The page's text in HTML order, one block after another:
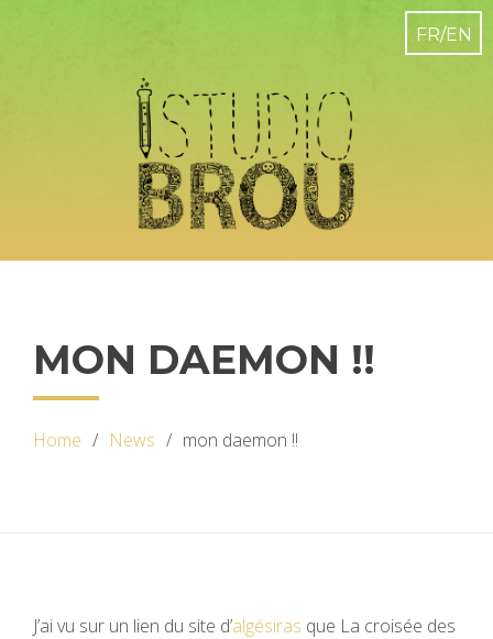
MON DAEMON !!
Home News mon daemon !!
J’ai vu sur un lien du site d’algésiras que La croisée des